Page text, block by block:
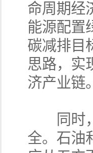
命周期经
能源配置
碳减排目
思路，实
济产业链
同时，
全。石油